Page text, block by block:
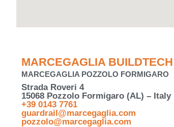
MARCEGAGLIA BUILDTECH
MARCEGAGLIA POZZOLO FORMIGARO
Strada Roveri 4
15068 Pozzolo Formigaro (AL) – Italy
+39 0143 7761
guardrail@marcegaglia.com
pozzolo@marcegaglia.com